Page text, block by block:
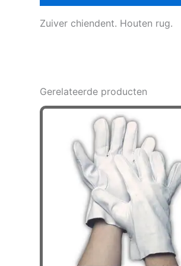
Zuiver chiendent. Houten rug.
Gerelateerde producten